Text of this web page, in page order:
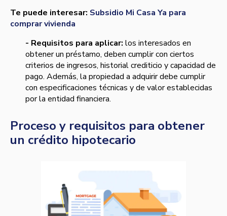
Te puede interesar: Subsidio Mi Casa Ya para
comprar vivienda
- Requisitos para aplicar: los interesados en
obtener un préstamo, deben cumplir con ciertos
criterios de ingresos, historial crediticio y capacidad de
pago. Además, la propiedad a adquirir debe cumplir
con especificaciones técnicas y de valor establecidas
por la entidad financiera.
Proceso y requisitos para obtener
un crédito hipotecario